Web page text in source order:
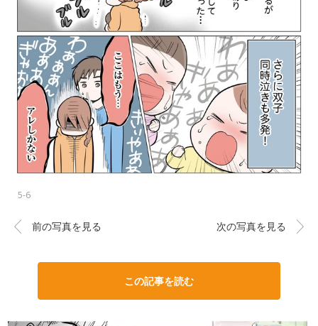
5-6
前の写真を見る 次の写真を見る
この記事を読む